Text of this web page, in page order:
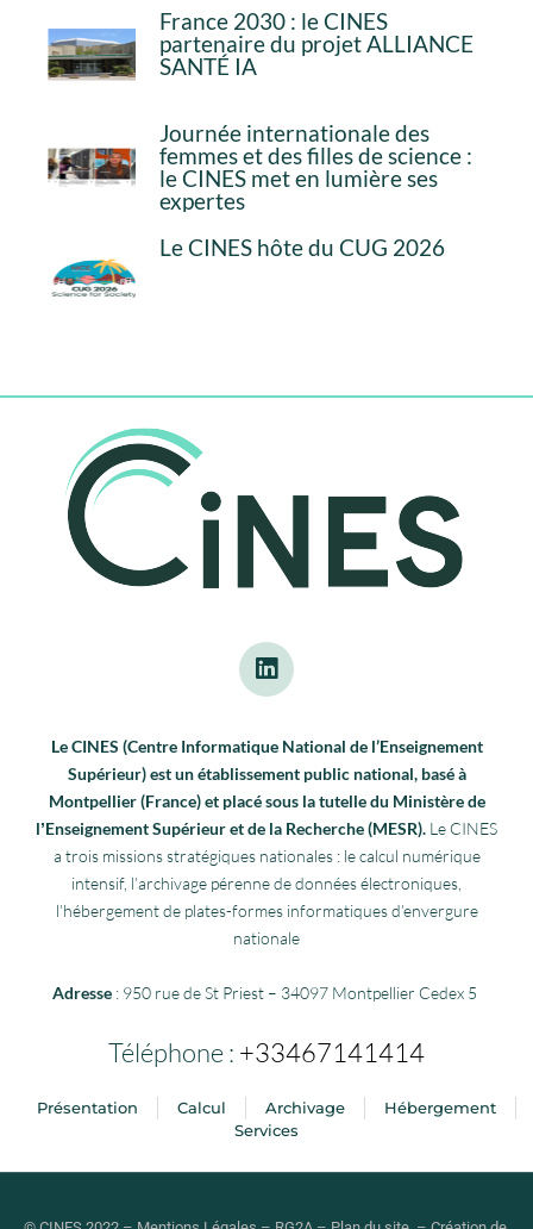
France 2030 : le CINES
partenaire du projet ALLIANCE
SANTÉ IA
Journée internationale des
femmes et des filles de science :
le CINES met en lumière ses
expertes
Le CINES hôte du CUG 2026
Le CINES (Centre Informatique National de l’Enseignement
Supérieur) est un établissement public national, basé à
Montpellier (France) et placé sous la tutelle du Ministère de
lʼEnseignement Supérieur et de la Recherche (MESR). Le CINES
a trois missions stratégiques nationales : le calcul numérique
intensif, l’archivage pérenne de données électroniques,
l’hébergement de plates-formes informatiques d’envergure
nationale
Adresse : 950 rue de St Priest – 34097 Montpellier Cedex 5
Téléphone : +33467141414
Présentation Calcul Archivage
Hébergement
Services